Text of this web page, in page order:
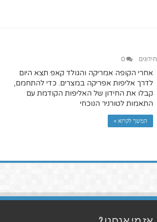
חידונים 0
אחרי הקופה אמריקה והגולד קאפ תצא היום
לדרך אליפות אפריקה במצרים. כדי להתחמם,
קבלו את החידון של האליפות הקודמת עם
התאמות לטורניר הנוכחי
המשך לקרוא »